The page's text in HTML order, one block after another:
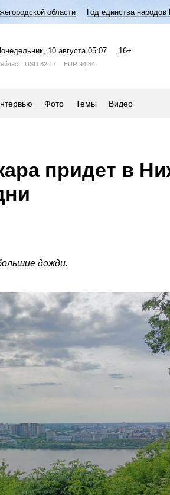
области Год единства народов
, 10 августа 05:07 16+
USD 82,17 EUR 94,84
Фото Темы Видео
придет в
дожди.